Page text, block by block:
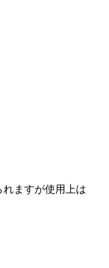
ますが使用上は